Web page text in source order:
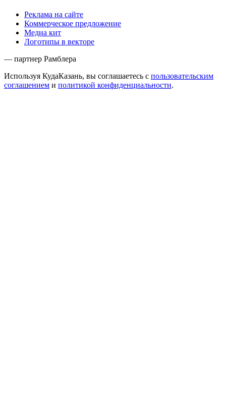
Реклама на сайте
Коммерческое предложение
Медиа кит
Логотипы в векторе
— партнер Рамблера
Используя КудаКазань, вы соглашаетесь с пользовательским
соглашением и политикой конфиденциальности.